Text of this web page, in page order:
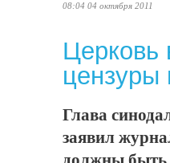
08:04 04 октября 2011
Церковь
Глава
заявил